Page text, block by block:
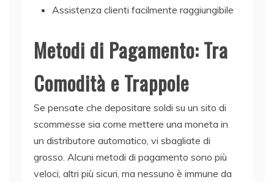
Assistenza clienti facilmente raggiungibile
Metodi di Pagamento: Tra
Comodità e Trappole
Se pensate che depositare soldi su un sito di
scommesse sia come mettere una moneta in
un distributore automatico, vi sbagliate di
grosso. Alcuni metodi di pagamento sono più
veloci, altri più sicuri, ma nessuno è immune da